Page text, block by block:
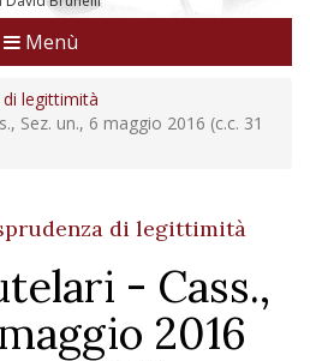
Menù
di legittimità
Sez. un., 6 maggio 2016 (c.c. 31
di legittimità
- Cass.,
2016